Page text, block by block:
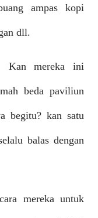
ampas kopi
dll.
Kan mereka ini
beda paviliun
begitu? kan satu
balas dengan
mereka untuk